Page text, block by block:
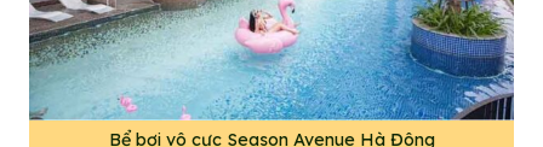
Bể bơi vô cực Season Avenue Hà Đông